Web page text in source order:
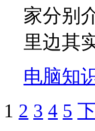
家分别
里边其
电脑知
1 2 3 4 5